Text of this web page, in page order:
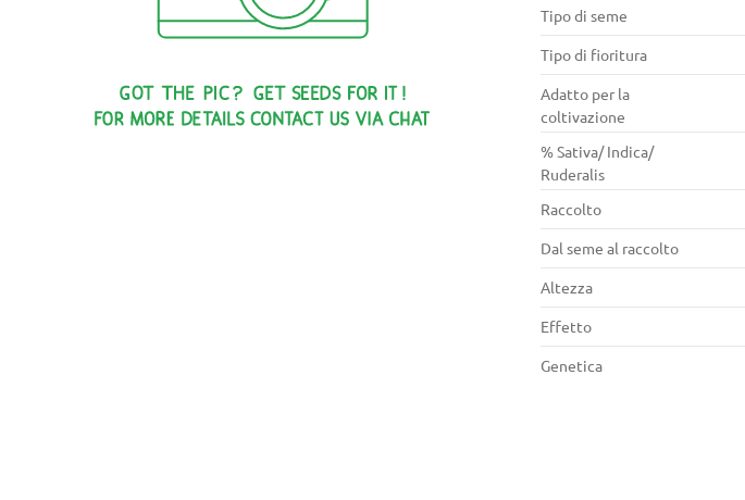
Tipo di seme
Tipo di fioritura
Adatto per la
coltivazione
% Sativa/ Indica/
Ruderalis
Raccolto
Dal seme al raccolto
Altezza
Effetto
Genetica